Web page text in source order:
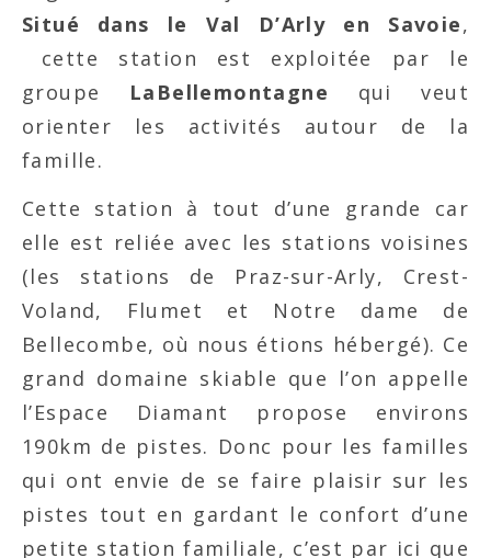
Situé dans le Val D’Arly en Savoie,
cette station est exploitée par le
groupe LaBellemontagne qui veut
orienter les activités autour de la
famille.
Cette station à tout d’une grande car
elle est reliée avec les stations voisines
(les stations de Praz-sur-Arly, Crest-
Voland, Flumet et Notre dame de
Bellecombe, où nous étions hébergé). Ce
grand domaine skiable que l’on appelle
l’Espace Diamant propose environs
190km de pistes. Donc pour les familles
qui ont envie de se faire plaisir sur les
pistes tout en gardant le confort d’une
petite station familiale, c’est par ici que